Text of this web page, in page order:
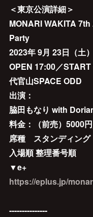
＜東京公演詳細＞
MONARI WAKITA
Party
2023年 9月 23日（土）
OPEN 17:00／
代官山SPACE ODD
出演：
脇田もなり with
料金：（前売）5000
席種 スタンディング
入場順 整理番号順
▼e+
https://eplus.jp/
---------------